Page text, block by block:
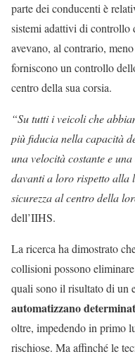
parte dei conducenti è
sistemi adattivi di controllo
avevano, al contrario,
forniscono un controllo
centro della sua corsia.
“Su tutti i veicoli che
più fiducia nella capacità
una velocità costante e
davanti a loro rispetto alla
sicurezza al centro della
dell’IIHS.
La ricerca ha dimostrato
collisioni possono
quali sono il risultato di un
automatizzano
oltre, impedendo in primo
rischiose. Ma affinché le